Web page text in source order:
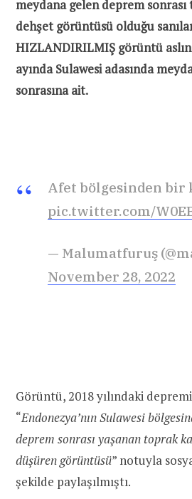
meydana gelen deprem sonrası
dehşet görüntüsü olduğu
HIZLANDIRILMIŞ görüntü
ayında Sulawesi adasında
sonrasına ait.
Afet bölgesinden bir
pic.twitter.com/
— Malumatfuruş
November 28, 2022
Görüntü, 2018 yılındaki
“Endonezya’nın Sulawesi
deprem sonrası yaşanan toprak
düşüren görüntüsü” notuyla
şekilde paylaşılmıştı.